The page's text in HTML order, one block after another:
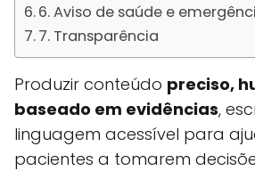
6. Aviso de saúde e
7. Transparência
Produzir conteúdo preciso,
baseado em evidências,
linguagem acessível para
pacientes a tomarem